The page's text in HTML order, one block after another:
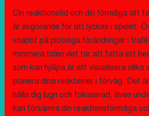
Din reaktionstid och din förmåga att
är avgörande för att lyckas i spelet.
snabbt på plötsliga förändringar i
minimera tiden det tar att fatta ett
som kan hjälpa är att visualisera olika
planera dina reaktioner i förväg. Det
hålla dig lugn och fokuserad, även
kan försämra din reaktionsförmåga